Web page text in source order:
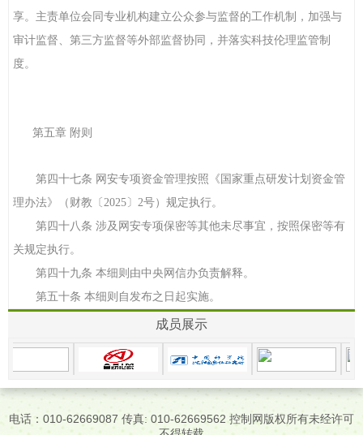
享。主责单位会同专业机构建立公众参与监督的工作机制，加强与
审计监督、第三方监督等外部监督协同，并落实科技伦理监管制
度。
第五章 附则
第四十七条 网安专项资金管理按照《国家重点研发计划资金管
理办法》（财教〔2025〕2号）规定执行。
第四十八条 涉及网安专项保密等其他未尽事宜，按照保密等有
关规定执行。
第四十九条 本细则由中央网信办负责解释。
第五十条 本细则自发布之日起实施。
成员展示
电话：010-62669087 传真: 010-62669562 控制网版权所有未经许可